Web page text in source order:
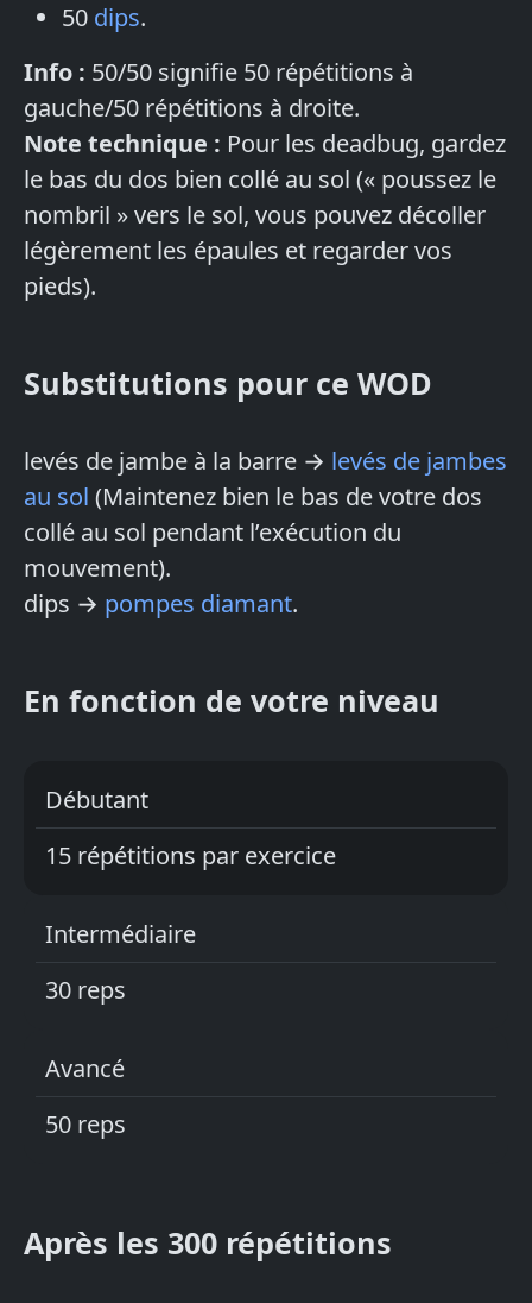
50 dips.
Info : 50/50 signifie 50 répétitions à
gauche/50 répétitions à droite.
Note technique : Pour les deadbug, gardez
le bas du dos bien collé au sol (« poussez le
nombril » vers le sol, vous pouvez décoller
légèrement les épaules et regarder vos
pieds).
Substitutions pour ce WOD
levés de jambe à la barre → levés de jambes
au sol (Maintenez bien le bas de votre dos
collé au sol pendant l’exécution du
mouvement).
dips → pompes diamant.
En fonction de votre niveau
Débutant
15 répétitions par exercice
Intermédiaire
30 reps
Avancé
50 reps
Après les 300 répétitions